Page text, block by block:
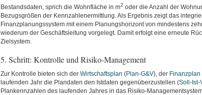
Bestandsdaten, sprich die Wohnfläche in m2 oder die Anzahl der
Bezugsgrößen der Kennzahlenermittlung. Als Ergebnis zeigt das
Finanzplanungssystem mit einem Planungshorizont von mindestens
wiederum der Geschäftsleitung vorgelegt. Damit erfolgt eine erneute
Zielsystem.
5. Schritt: Kontrolle und Risiko-Management
Zur Kontrolle bieten sich der Wirtschaftsplan (Plan-G&V), der Finanzplan
laufenden Jahr die Plandaten den Istdaten gegenüberzustellen (Soll-Ist-
Plankennzahlen des laufenden Jahres in das Risiko-